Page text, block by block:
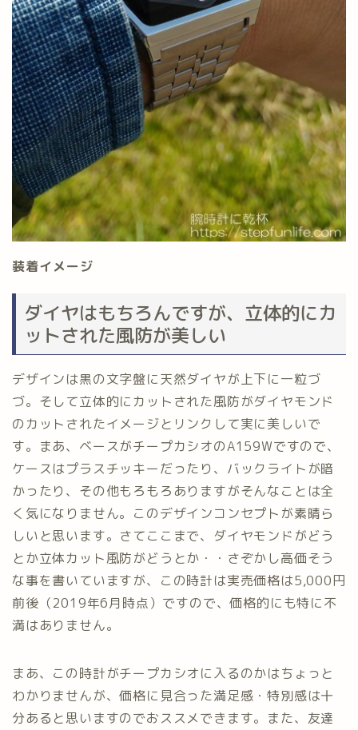
装着イメージ
ダイヤはもちろんですが、立体的にカ
ットされた風防が美しい
デザインは黒の文字盤に天然ダイヤが上下に一粒づ
づ。そして立体的にカットされた風防がダイヤモンド
のカットされたイメージとリンクして実に美しいで
す。まあ、ベースがチープカシオのA159Wですので、
ケースはプラスチッキーだったり、バックライトが暗
かったり、その他もろもろありますがそんなことは全
く気になりません。このデザインコンセプトが素晴ら
しいと思います。さてここまで、ダイヤモンドがどう
とか立体カット風防がどうとか・・さぞかし高価そう
な事を書いていますが、この時計は実売価格は5,000円
前後（2019年6月時点）ですので、価格的にも特に不
満はありません。
まあ、この時計がチープカシオに入るのかはちょっと
わかりませんが、価格に見合った満足感・特別感は十
分あると思いますのでおススメできます。また、友達